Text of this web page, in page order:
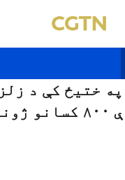
ختیځ کې د
امله څه باندې ۸۰۰